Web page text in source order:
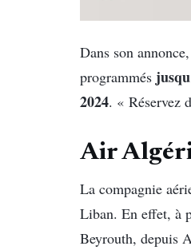
Dans son
programmés
2024. « Réservez
Air
La compagnie
Liban. En effet, à
Beyrouth, depuis